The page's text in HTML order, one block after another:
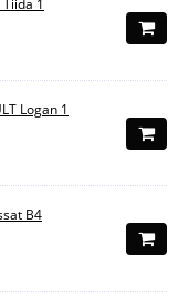
1
Logan 1
B4